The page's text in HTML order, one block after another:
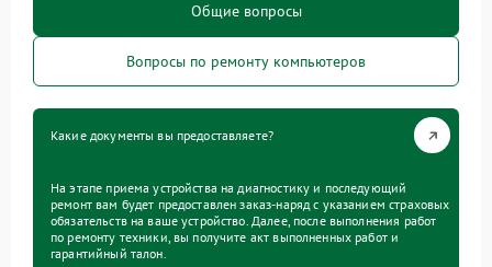
Общие вопросы
Вопросы по ремонту компьютеров
Какие документы вы предоставляете?
На этапе приема устройства на диагностику и последующий
ремонт вам будет предоставлен заказ-наряд с указанием страховых
обязательств на ваше устройство. Далее, после выполнения работ
по ремонту техники, вы получите акт выполненных работ и
гарантийный талон.